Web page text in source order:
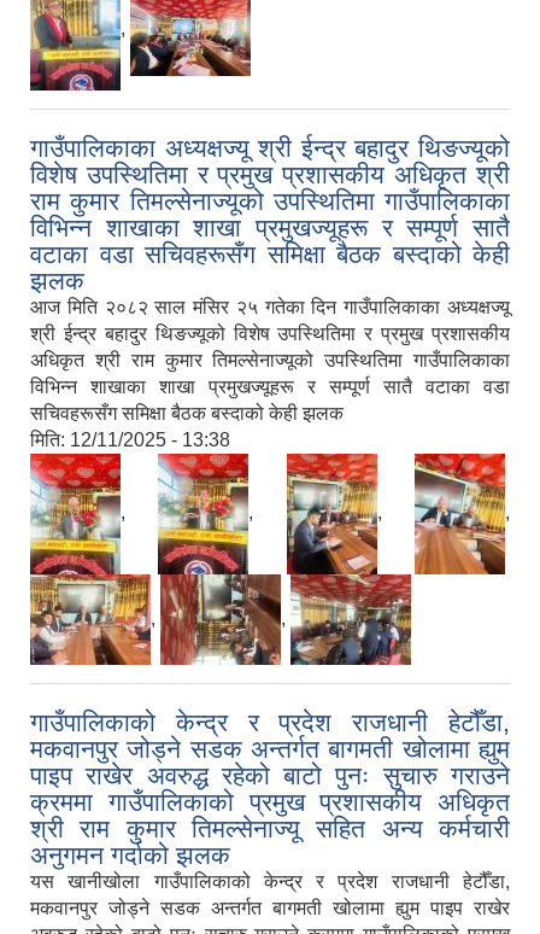
,
गाउँपालिकाका अध्यक्षज्यू श्री ईन्द्र बहादुर थिङज्यूको
विशेष उपस्थितिमा र प्रमुख प्रशासकीय अधिकृत श्री
राम कुमार तिमल्सेनाज्यूको उपस्थितिमा गाउँपालिकाका
विभिन्न शाखाका शाखा प्रमुखज्यूहरू र सम्पूर्ण सातै
वटाका वडा सचिवहरूसँग समिक्षा बैठक बस्दाको केही
झलक
आज मिति २०८२ साल मंसिर २५ गतेका दिन गाउँपालिकाका अध्यक्षज्यू
श्री ईन्द्र बहादुर थिङज्यूको विशेष उपस्थितिमा र प्रमुख प्रशासकीय
अधिकृत श्री राम कुमार तिमल्सेनाज्यूको उपस्थितिमा गाउँपालिकाका
विभिन्न शाखाका शाखा प्रमुखज्यूहरू र सम्पूर्ण सातै वटाका वडा
सचिवहरूसँग समिक्षा बैठक बस्दाको केही झलक
मिति: 12/11/2025 - 13:38
, , , ,
, ,
गाउँपालिकाको केन्द्र र प्रदेश राजधानी हेटौँडा,
मकवानपुर जोड्ने सडक अन्तर्गत बागमती खोलामा ह्युम
पाइप राखेर अवरुद्ध रहेको बाटो पुनः सुचारु गराउने
क्रममा गाउँपालिकाको प्रमुख प्रशासकीय अधिकृत
श्री राम कुमार तिमल्सेनाज्यू सहित अन्य कर्मचारी
अनुगमन गर्दाको झलक
यस खानीखोला गाउँपालिकाको केन्द्र र प्रदेश राजधानी हेटौँडा,
मकवानपुर जोड्ने सडक अन्तर्गत बागमती खोलामा ह्युम पाइप राखेर